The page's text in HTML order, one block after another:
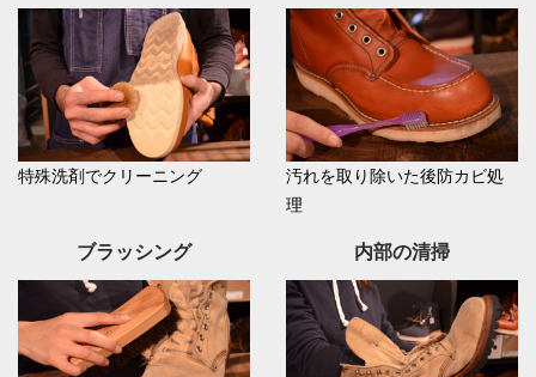
特殊洗剤でクリーニング
汚れを取り除いた後防カビ処
理
ブラッシング 内部の清掃